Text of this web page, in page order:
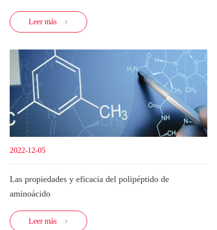
Leer más 
2022-12-05
Las propiedades y eficacia del polipéptido de
aminoácido
Leer más 